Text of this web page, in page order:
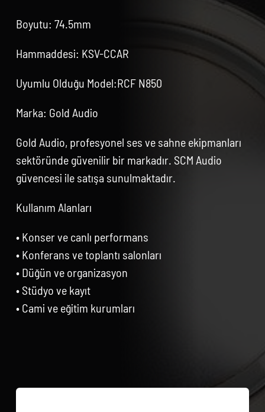
Boyutu: 74.5mm
Hammaddesi: KSV-CCAR
Uyumlu Olduğu Model:RCF N850
Marka: Gold Audio
Gold Audio, profesyonel ses ve sahne ekipmanları
sektöründe güvenilir bir markadır. SCM Audio
güvencesi ile satışa sunulmaktadır.
Kullanım Alanları
• Konser ve canlı performans
• Konferans ve toplantı salonları
• Düğün ve organizasyon
• Stüdyo ve kayıt
• Cami ve eğitim kurumları